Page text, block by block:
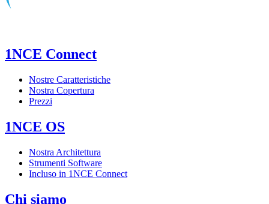
1NCE Connect
Nostre Caratteristiche
Nostra Copertura
Prezzi
1NCE OS
Nostra Architettura
Strumenti Software
Incluso in 1NCE Connect
Chi siamo